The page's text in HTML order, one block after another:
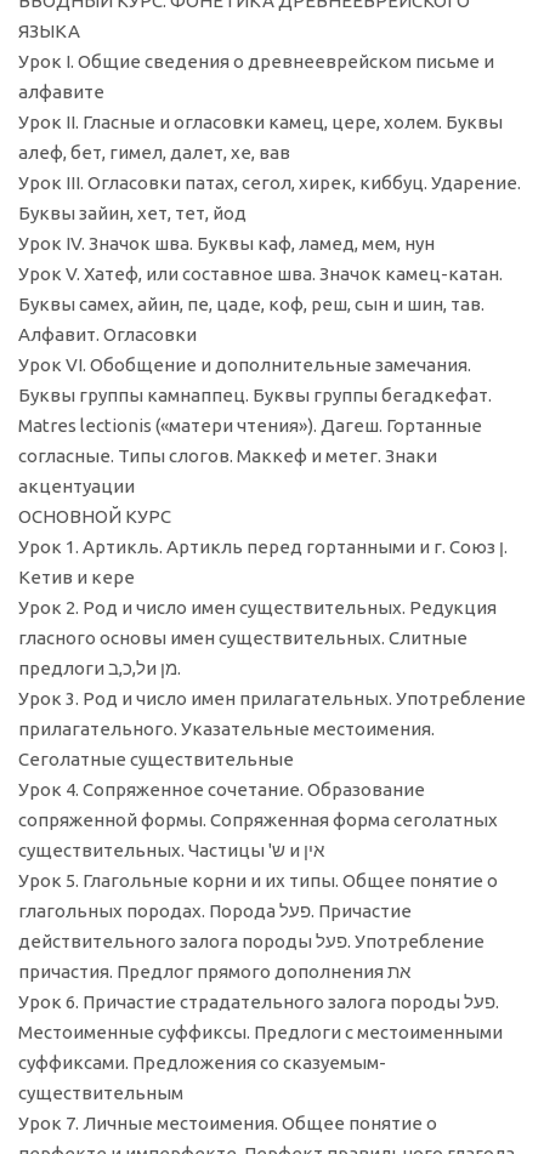
ЯЗЫКА
Урок I. Общие сведения о древнееврейском письме и
алфавите
Урок II. Гласные и огласовки камец, цере, холем. Буквы
алеф, бет, гимел, далет, хе, вав
Урок III. Огласовки патах, сегол, хирек, киббуц. Ударение.
Буквы зайин, хет, тет, йод
Урок IV. Значок шва. Буквы каф, ламед, мем, нун
Урок V. Хатеф, или составное шва. Значок камец-катан.
Буквы самех, айин, пе, цаде, коф, реш, сын и шин, тав.
Алфавит. Огласовки
Урок VI. Обобщение и дополнительные замечания.
Буквы группы камнаппец. Буквы группы бегадкефат.
Matres lectionis («матери чтения»). Дагеш. Гортанные
согласные. Типы слогов. Маккеф и метег. Знаки
акцентуации
ОСНОВНОЙ КУРС
Урок 1. Артикль. Артикль перед гортанными и г. Союз ן.
Кетив и кере
Урок 2. Род и число имен существительных. Редукция
гласного основы имен существительных. Слитные
предлоги ל,כ,בи מן.
Урок 3. Род и число имен прилагательных. Употребление
прилагательного. Указательные местоимения.
Сеголатные существительные
Урок 4. Сопряженное сочетание. Образование
сопряженной формы. Сопряженная форма сеголатных
существительных. Частицы 'ש и אין
Урок 5. Глагольные корни и их типы. Общее понятие о
глагольных породах. Порода פעל. Причастие
действительного залога породы פעל. Употребление
причастия. Предлог прямого дополнения את
Урок 6. Причастие страдательного залога породы פעל.
Местоименные суффиксы. Предлоги с местоименными
суффиксами. Предложения со сказуемым-
существительным
Урок 7. Личные местоимения. Общее понятие о